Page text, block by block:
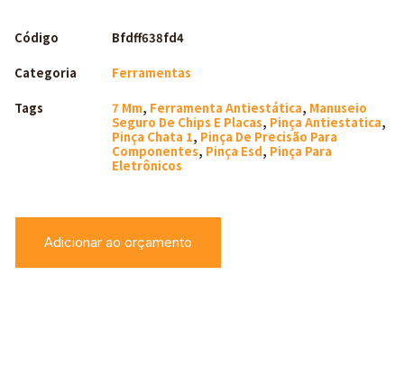
Código Bfdff638fd4
Categoria Ferramentas
Tags 7 Mm, Ferramenta Antiestática, Manuseio
Seguro De Chips E Placas, Pinça Antiestatica,
Pinça Chata 1, Pinça De Precisão Para
Componentes, Pinça Esd, Pinça Para
Eletrônicos
Adicionar ao orçamento